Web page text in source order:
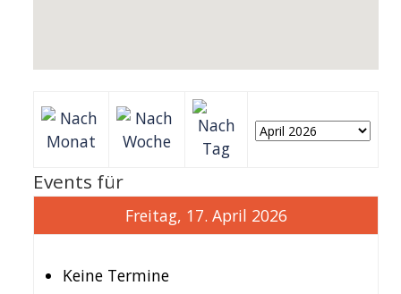
Events für
Freitag, 17. April 2026
Keine Termine